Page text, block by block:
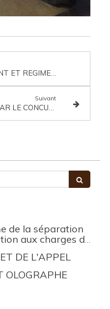
CAUTIONNEMENT ET REGIME MATRIMONIAL
Suivant
TRAVAUX ENGAGES PAR LE CONCUBIN POUR LA MAISON FAMILIALE: RETOUR SUR INVESTISSEMENT?
de la séparation
aux charges du
DE L'APPEL
OLOGRAPHE